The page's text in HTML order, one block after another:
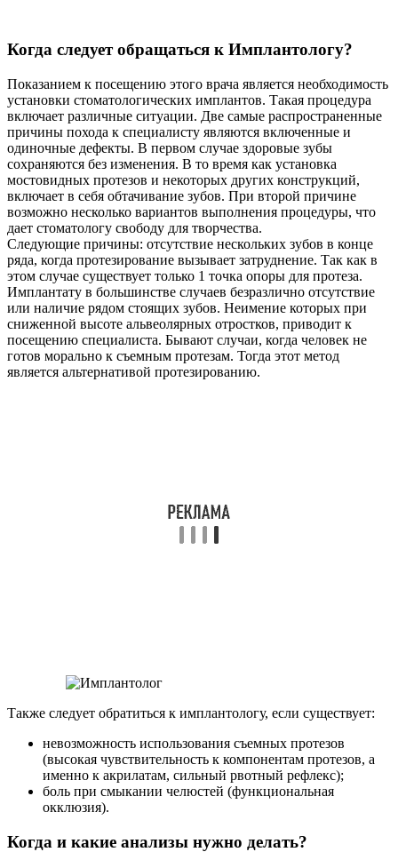
Когда следует обращаться к Имплантологу?
Показанием к посещению этого врача является необходимость
установки стоматологических имплантов. Такая процедура
включает различные ситуации. Две самые распространенные
причины похода к специалисту являются включенные и
одиночные дефекты. В первом случае здоровые зубы
сохраняются без изменения. В то время как установка
мостовидных протезов и некоторых других конструкций,
включает в себя обтачивание зубов. При второй причине
возможно несколько вариантов выполнения процедуры, что
дает стоматологу свободу для творчества.
Следующие причины: отсутствие нескольких зубов в конце
ряда, когда протезирование вызывает затруднение. Так как в
этом случае существует только 1 точка опоры для протеза.
Имплантату в большинстве случаев безразлично отсутствие
или наличие рядом стоящих зубов. Неимение которых при
сниженной высоте альвеолярных отростков, приводит к
посещению специалиста. Бывают случаи, когда человек не
готов морально к съемным протезам. Тогда этот метод
является альтернативой протезированию.
Также следует обратиться к имплантологу, если существует:
невозможность использования съемных протезов
(высокая чувствительность к компонентам протезов, а
именно к акрилатам, сильный рвотный рефлекс);
боль при смыкании челюстей (функциональная
окклюзия).
Когда и какие анализы нужно делать?